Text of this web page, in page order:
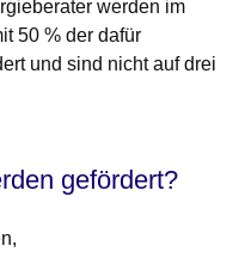
werden im
50 % der dafür
und sind nicht auf drei
gefördert?